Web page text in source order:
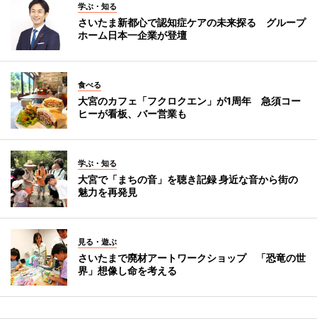
学ぶ・知る
さいたま新都心で認知症ケアの未来探る グループ
ホーム日本一企業が登壇
食べる
大宮のカフェ「フクロクエン」が1周年 急須コー
ヒーが看板、バー営業も
学ぶ・知る
大宮で「まちの音」を聴き記録 身近な音から街の
魅力を再発見
見る・遊ぶ
さいたまで廃材アートワークショップ 「恐竜の世
界」想像し命を考える